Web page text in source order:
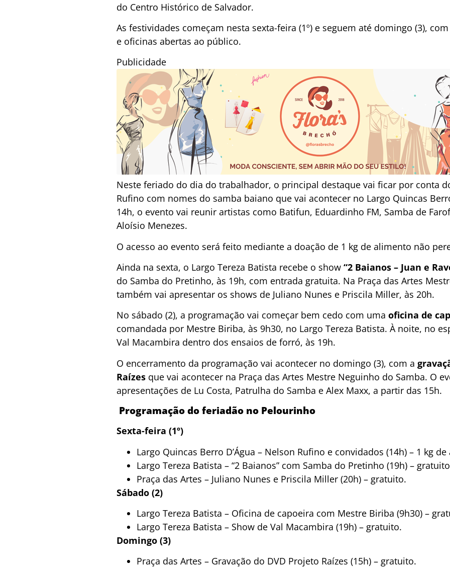
do Centro Histórico de Salvador.
As festividades começam nesta sexta-feira (1º) e seguem até domingo (3),
e oficinas abertas ao público.
Publicidade
Neste feriado do dia do trabalhador, o principal destaque vai ficar por conta
Rufino com nomes do samba baiano que vai acontecer no Largo Quincas
14h, o evento vai reunir artistas como Batifun, Eduardinho FM, Samba de
Aloísio Menezes.
O acesso ao evento será feito mediante a doação de 1 kg de alimento não
Ainda na sexta, o Largo Tereza Batista recebe o show “2 Baianos – Juan e
do Samba do Pretinho, às 19h, com entrada gratuita. Na Praça das Artes
também vai apresentar os shows de Juliano Nunes e Priscila Miller, às 20h.
No sábado (2), a programação vai começar bem cedo com uma oficina de
comandada por Mestre Biriba, às 9h30, no Largo Tereza Batista. À noite, no
Val Macambira dentro dos ensaios de forró, às 19h.
O encerramento da programação vai acontecer no domingo (3), com a
Raízes que vai acontecer na Praça das Artes Mestre Neguinho do Samba. O
apresentações de Lu Costa, Patrulha do Samba e Alex Maxx, a partir das 15h.
Programação do feriadão no Pelourinho
Sexta-feira (1º)
Largo Quincas Berro D’Água – Nelson Rufino e convidados (14h) – 1 kg
Largo Tereza Batista – “2 Baianos” com Samba do Pretinho (19h) –
Praça das Artes – Juliano Nunes e Priscila Miller (20h) – gratuito.
Sábado (2)
Largo Tereza Batista – Oficina de capoeira com Mestre Biriba (9h30) –
Largo Tereza Batista – Show de Val Macambira (19h) – gratuito.
Domingo (3)
Praça das Artes – Gravação do DVD Projeto Raízes (15h) – gratuito.